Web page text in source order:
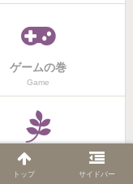
ゲームの巻
Game
家族の巻
Family
トップ サイドバー